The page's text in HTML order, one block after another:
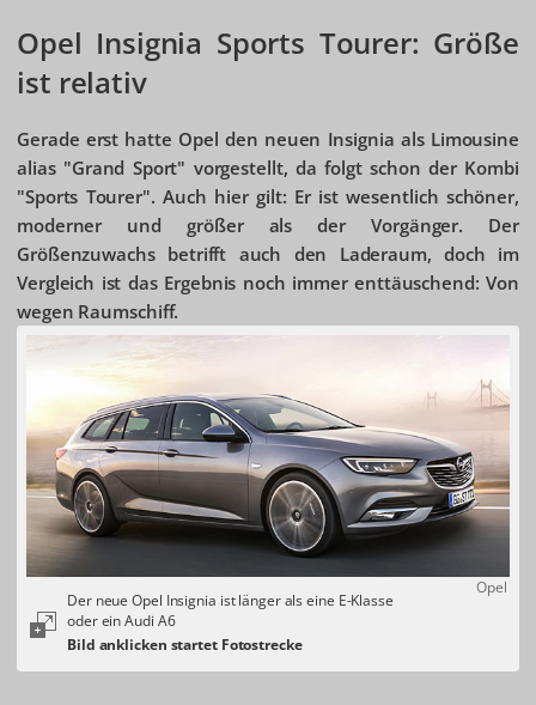
Opel Insignia Sports Tourer: Größe
ist relativ
Gerade erst hatte Opel den neuen Insignia als Limousine
alias "Grand Sport" vorgestellt, da folgt schon der Kombi
"Sports Tourer". Auch hier gilt: Er ist wesentlich schöner,
moderner und größer als der Vorgänger. Der
Größenzuwachs betrifft auch den Laderaum, doch im
Vergleich ist das Ergebnis noch immer enttäuschend: Von
wegen Raumschiff.
Opel
Der neue Opel Insignia ist länger als eine E-Klasse
oder ein Audi A6